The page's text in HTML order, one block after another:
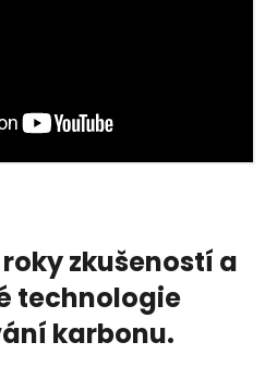
zkušeností a
technologie
karbonu.